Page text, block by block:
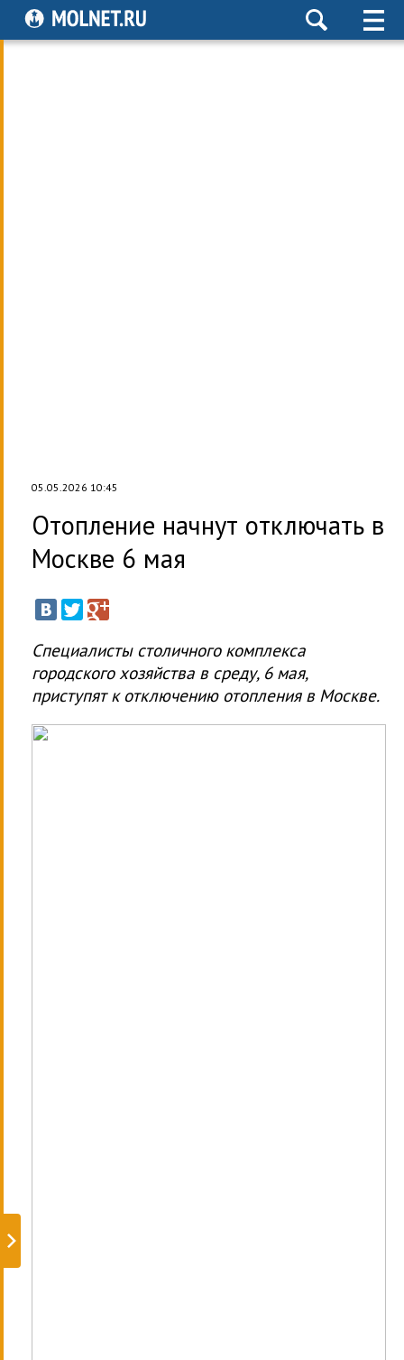
05.05.2026 10:45
Отопление начнут отключать в
Москве 6 мая
Специалисты столичного комплекса
городского хозяйства в среду, 6 мая,
приступят к отключению отопления в Москве.